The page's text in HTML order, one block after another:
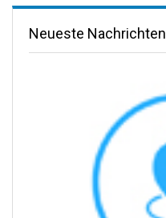
Neueste Nachrichten